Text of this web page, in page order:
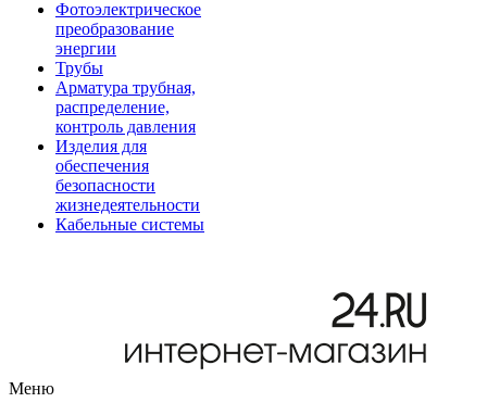
Фотоэлектрическое
преобразование
энергии
Трубы
Арматура трубная,
распределение,
контроль давления
Изделия для
обеспечения
безопасности
жизнедеятельности
Кабельные системы
Меню